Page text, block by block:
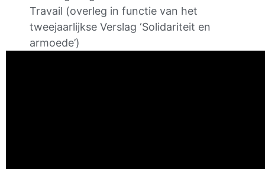
Travail (overleg in functie van het
tweejaarlijkse Verslag ‘Solidariteit en
armoede’)